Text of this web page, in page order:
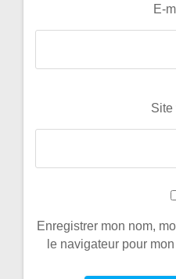
E-
Site
Enregistrer mon nom,
le navigateur pour